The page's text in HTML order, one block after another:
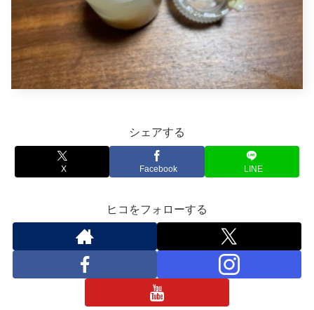
シェアする
X Facebook LINE
ヒコをフォローする